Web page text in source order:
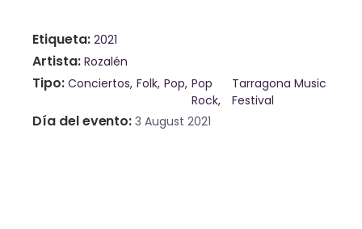
Etiqueta 2021
Artista Rozalén
Tipo Conciertos Folk Pop Pop
Rock
Tarragona Music
Festival
Día del evento 3 August 2021